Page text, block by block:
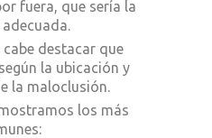
fuera, que sería la
destacar que
la ubicación y
la maloclusión.
los más